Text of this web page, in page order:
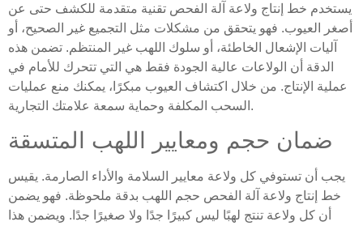
يستخدم خط إنتاج ولاعة آلة الفحص تقنية متقدمة للكشف حتى عن
أصغر العيوب. فهو يتحقق من مشكلات مثل التجميع غير الصحيح، أو
آليات الإشعال الخاطئة، أو سلوك اللهب غير المنتظم. تضمن هذه
الدقة أن الولاعات عالية الجودة فقط هي التي تتحرك للأمام في
عملية الإنتاج. من خلال اكتشاف العيوب مبكرًا، يمكنك منع عمليات
السحب المكلفة وحماية سمعة علامتك التجارية.
ضمان حجم ومعايير اللهب المتسقة
يجب أن تستوفي كل ولاعة معايير السلامة والأداء الصارمة. يقيس
خط إنتاج ولاعة آلة الفحص حجم اللهب بدقة ملحوظة. فهو يضمن
أن كل ولاعة تنتج لهبًا ليس كبيرًا جدًا ولا صغيرًا جدًا. ويضمن هذا